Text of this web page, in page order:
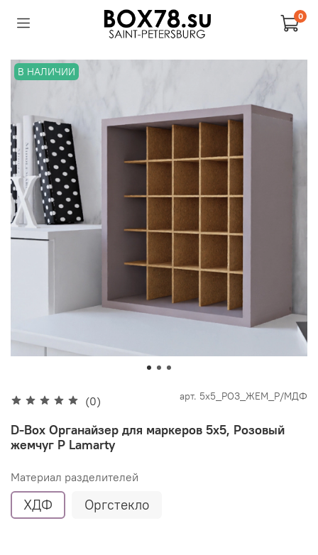
0
В НАЛИЧИИ
(0) арт. 5х5_РОЗ_ЖЕМ_P/МДФ
D-Box Органайзер для маркеров 5х5, Розовый
жемчуг P Lamarty
Материал разделителей
ХДФ Оргстекло